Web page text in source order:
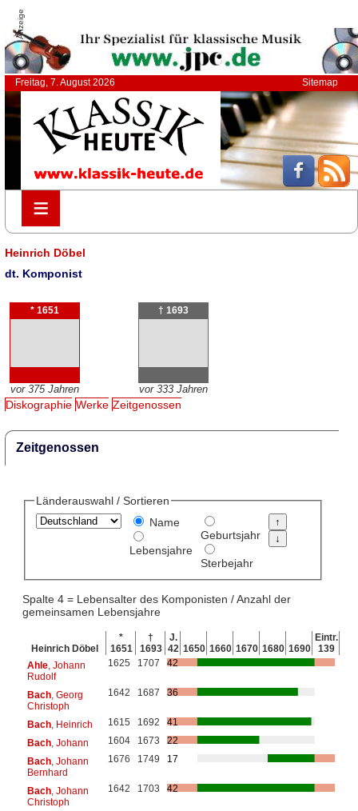
Anzeige
Freitag, 7. August 2026 Sitemap
≡
≡
Heinrich Döbel
dt. Komponist
* 1651
vor 375 Jahren
† 1693
vor 333 Jahren
Diskographie Werke Zeitgenossen
Zeitgenossen
Länderauswahl / Sortieren
Name
Lebensjahre
Geburtsjahr
Sterbejahr
Spalte 4 = Lebensalter des Komponisten / Anzahl der
gemeinsamen Lebensjahre
Heinrich Döbel
*
1651
†
1693
J.
42 1650 1660 1670 1680 1690
Eintr.
139
Ahle, Johann
Rudolf
1625 1707 42
Bach, Georg
Christoph
1642 1687 36
Bach, Heinrich 1615 1692
41
Bach, Johann 1604 1673
22
Bach, Johann
Bernhard
1676 1749 17
Bach, Johann
Christoph
1642 1703 42